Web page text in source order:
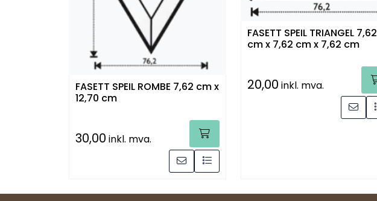
FASETT SPEIL ROMBE 7,62 cm x
12,70 cm
30,00 inkl. mva.
FASETT SPEIL TRIANGEL 7,62
cm x 7,62 cm x 7,62 cm
20,00 inkl. mva.